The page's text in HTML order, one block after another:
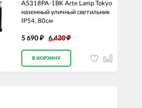
A5318PA-1BK Arte Lamp Tokyo
наземный уличный светильник
IP54, 80см
5 690 ₽ 6 430₽
В КОРЗИНУ